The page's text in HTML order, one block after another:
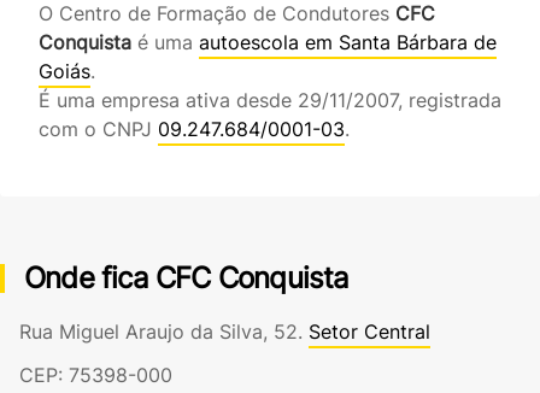
O Centro de Formação de Condutores CFC
Conquista é uma autoescola em Santa Bárbara de
Goiás.
É uma empresa ativa desde 29/11/2007, registrada
com o CNPJ 09.247.684/0001-03.
Onde fica CFC Conquista
Rua Miguel Araujo da Silva, 52. Setor Central
CEP: 75398-000